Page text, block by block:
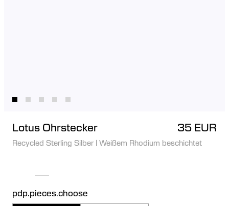
Lotus Ohrstecker 35 EUR
Recycled Sterling Silber | Weißem Rhodium beschichtet
pdp.pieces.choose